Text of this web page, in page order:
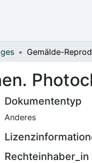
Dokumententyp
Anderes
Rechteinhaber_in